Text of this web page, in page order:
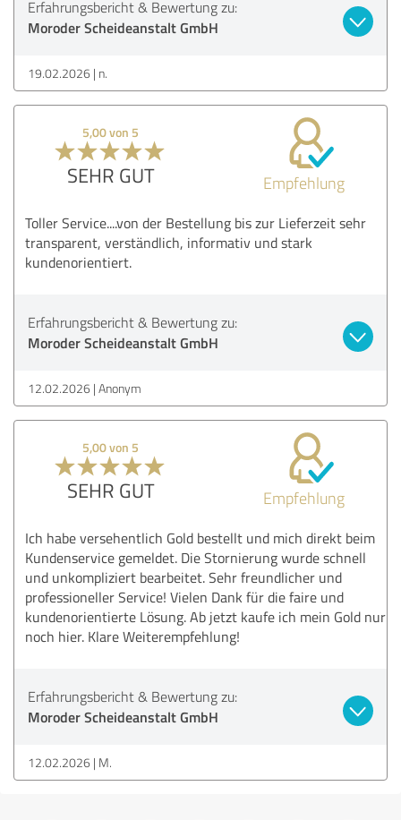
Erfahrungsbericht & Bewertung zu:
Moroder Scheideanstalt GmbH
19.02.2026 n.
5,00 von 5
SEHR GUT Empfehlung
Toller Service....von der Bestellung bis zur Lieferzeit sehr
transparent, verständlich, informativ und stark
kundenorientiert.
Erfahrungsbericht & Bewertung zu:
Moroder Scheideanstalt GmbH
12.02.2026 Anonym
5,00 von 5
SEHR GUT Empfehlung
Ich habe versehentlich Gold bestellt und mich direkt beim
Kundenservice gemeldet. Die Stornierung wurde schnell
und unkompliziert bearbeitet. Sehr freundlicher und
professioneller Service! Vielen Dank für die faire und
kundenorientierte Lösung. Ab jetzt kaufe ich mein Gold nur
noch hier. Klare Weiterempfehlung!
Erfahrungsbericht & Bewertung zu:
Moroder Scheideanstalt GmbH
12.02.2026 M.